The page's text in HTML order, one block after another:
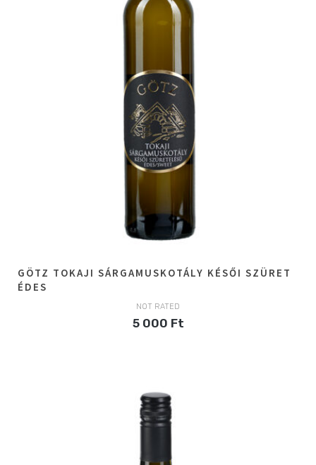
GÖTZ TOKAJI SÁRGAMUSKOTÁLY KÉSŐI SZÜRET
ÉDES
NOT RATED
5 000 Ft